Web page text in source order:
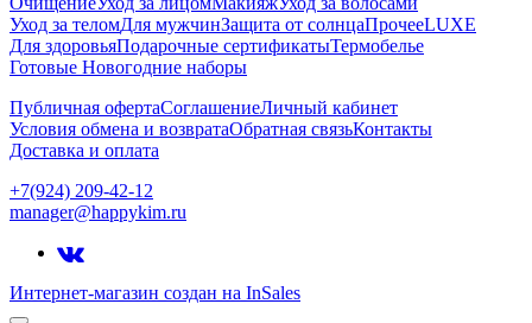
Уход за теломДля мужчинЗащита от солнцаПрочееLUXE
Для здоровьяПодарочные сертификатыТермобелье
Готовые Новогодние наборы
Публичная офертаСоглашениеЛичный кабинет
Условия обмена и возвратаОбратная связьКонтакты
Доставка и оплата
+7(924) 209-42-12
manager@happykim.ru
Интернет-магазин создан на InSales